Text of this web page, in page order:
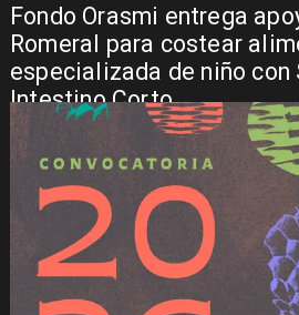
Fondo Orasmi entrega
Romeral para costear
especializada de niño con
Intestino Corto